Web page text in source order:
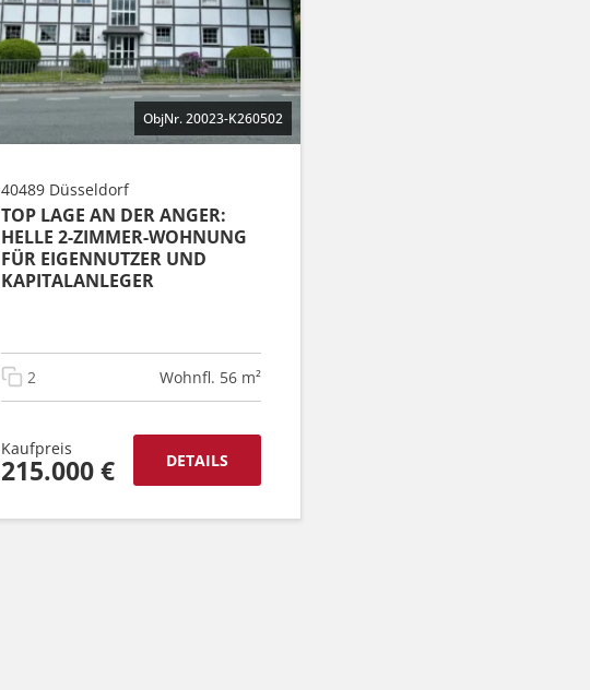
ObjNr. 20023-K260502
40489 Düsseldorf
TOP LAGE AN DER ANGER:
HELLE 2-ZIMMER-WOHNUNG
FÜR EIGENNUTZER UND
KAPITALANLEGER
2 Wohnfl. 56 m²
Kaufpreis
215.000 € DETAILS